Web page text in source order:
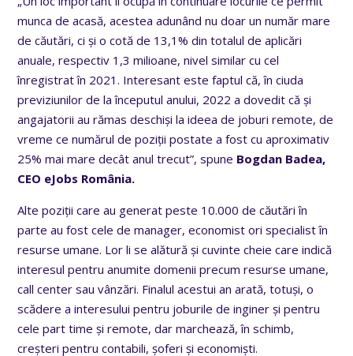
munca de acasă, acestea adunând nu doar un număr mare
de căutări, ci și o cotă de 13,1% din totalul de aplicări
anuale, respectiv 1,3 milioane, nivel similar cu cel
înregistrat în 2021. Interesant este faptul că, în ciuda
previziunilor de la începutul anului, 2022 a dovedit că și
angajatorii au rămas deschiși la ideea de joburi remote, de
vreme ce numărul de poziții postate a fost cu aproximativ
25% mai mare decât anul trecut”, spune Bogdan Badea,
CEO eJobs România.
Alte poziții care au generat peste 10.000 de căutări în
parte au fost cele de manager, economist ori specialist în
resurse umane. Lor li se alătură și cuvinte cheie care indică
interesul pentru anumite domenii precum resurse umane,
call center sau vânzări. Finalul acestui an arată, totuși, o
scădere a interesului pentru joburile de inginer și pentru
cele part time și remote, dar marchează, în schimb,
creșteri pentru contabili, șoferi și economiști.